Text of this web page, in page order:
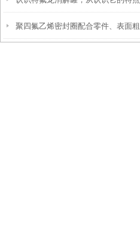
开始
聚四氟乙烯密封圈配合零件、表面粗